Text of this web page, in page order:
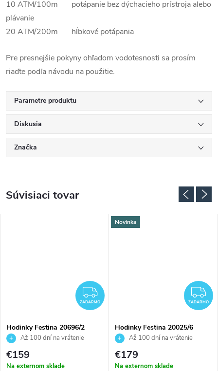
10 ATM/100m potápanie bez dýchacieho prístroja alebo
plávanie
20 ATM/200m hĺbkové potápania
Pre presnejšie pokyny ohľadom vodotesnosti sa prosím
riaďte podľa návodu na použitie.
Parametre produktu
Diskusia
Značka
Súvisiaci tovar
ZADARMO
ZADARMO
Hodinky Festina 20696/2
Až 100 dní na vrátenie
tovaru. Autorizovaný predajca.
€159
Na externom sklade
Novinka
ZADARMO
Hodinky Festina 20025/6
Až 100 dní na vrátenie
tovaru. Autorizovaný predajca.
€179
Na externom sklade